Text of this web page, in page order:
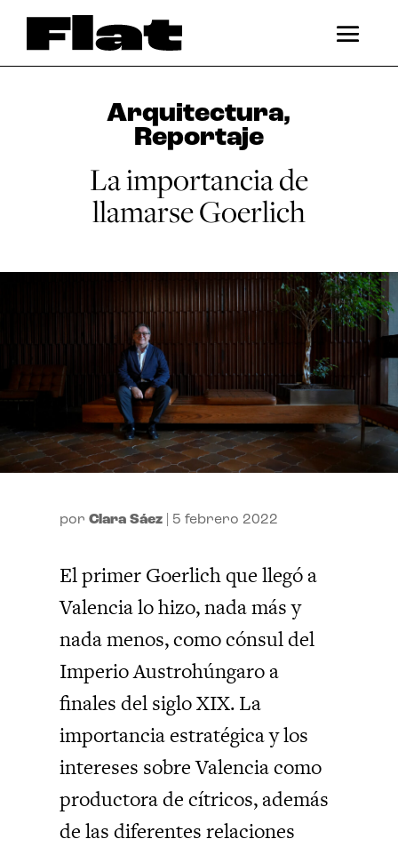
Arquitectura,
Reportaje
La importancia de
llamarse Goerlich
porClara Sáez 5 febrero 2022
El primer Goerlich que llegó a
Valencia lo hizo, nada más y
nada menos, como cónsul del
Imperio Austrohúngaro a
finales del siglo XIX. La
importancia estratégica y los
intereses sobre Valencia como
productora de cítricos, además
de las diferentes relaciones